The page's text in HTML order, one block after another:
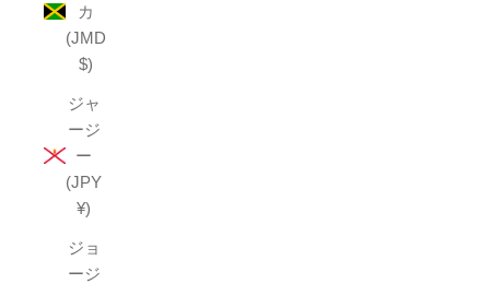
カ
(JMD
$)
ジャ
ージ
ー
(JPY
¥)
ジョ
ージ